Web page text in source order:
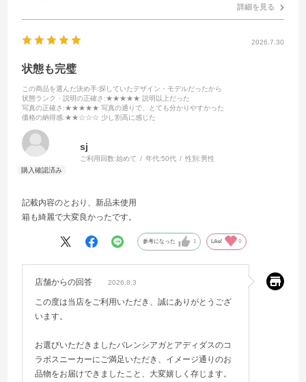
詳細を見る
2026.7.30
状態も完璧
この商品を選んだ決め手:探していたデザイン・モデルだったから
状態ランク・説明の正確さ :★★★★★ 説明以上だった
写真の正確さ :★★★★★ 写真の通りで、とても分かりやすかった
価格の納得感:★★☆☆☆ 少し割高に感じた
sj
ご利用回数:始めて 年代:50代 性別:男性
記載内容のとおり、新品未使用
箱も綺麗で大変良かったです。
参考になった 1 Like! 0
店舗からの回答 2026.8.3
この度は当店をご利用いただき、誠にありがとうござ
います。
お選びいただきましたバレンシアガとアディダスのコ
ラボスニーカーにご満足いただき、イメージ通りのお
品物をお届けできましたこと、大変嬉しく存じます。